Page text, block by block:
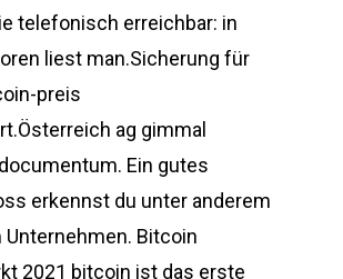
telefonisch erreichbar: in
liest man.Sicherung für
preis
ag gimmal
Ein gutes
erkennst du unter anderem
Unternehmen. Bitcoin
2021 bitcoin ist das erste